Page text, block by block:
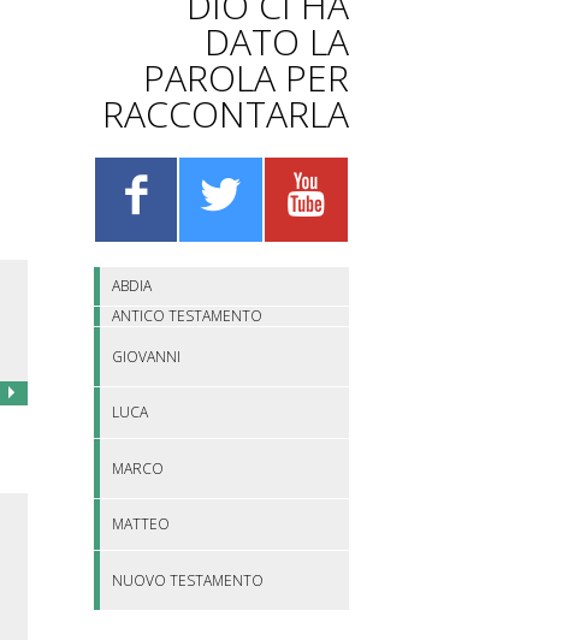
DATO LA
PAROLA PER
RACCONTARLA
ABDIA
ANTICO TESTAMENTO
GIOVANNI
LUCA
MARCO
MATTEO
NUOVO TESTAMENTO